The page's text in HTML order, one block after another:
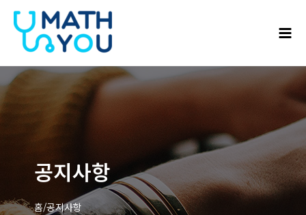
건너뛰기
공지사항
홈/공지사항